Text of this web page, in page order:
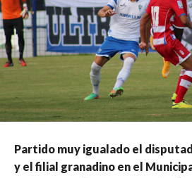
Partido muy igualado el
y el filial granadino en el